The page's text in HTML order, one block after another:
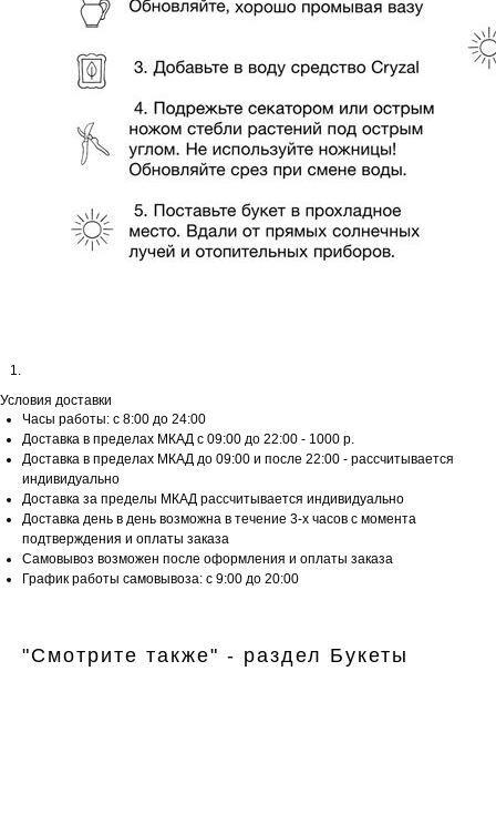
Условия доставки
Часы работы: с 8:00 до 24:00
Доставка в пределах МКАД с 09:00 до 22:00 - 1000 р.
Доставка в пределах МКАД до 09:00 и после 22:00 - рассчитывается
индивидуально
Доставка за пределы МКАД рассчитывается индивидуально
Доставка день в день возможна в течение 3-х часов с момента
подтверждения и оплаты заказа
Самовывоз возможен после оформления и оплаты заказа
График работы самовывоза: с 9:00 до 20:00
"Смотрите также" - раздел Букеты